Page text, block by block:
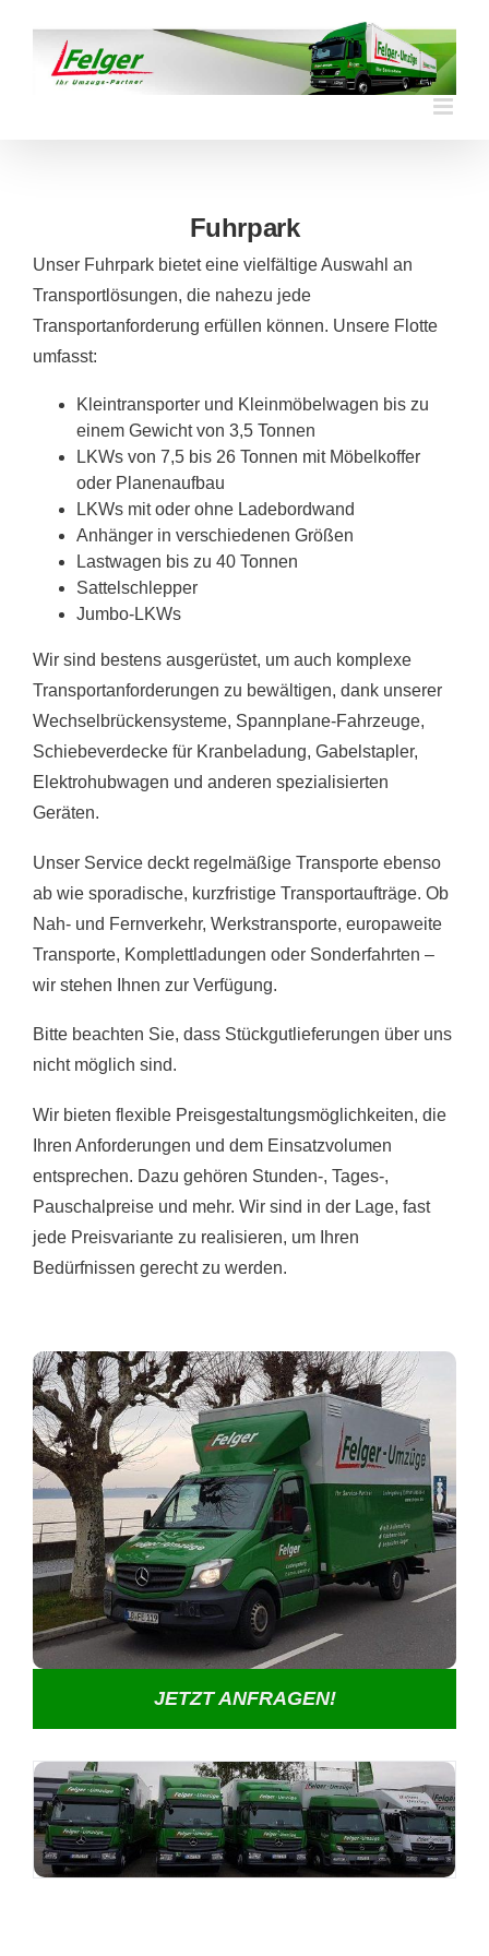
content
Fuhrpark
Unser Fuhrpark bietet eine vielfältige Auswahl an
Transportlösungen, die nahezu jede
Transportanforderung erfüllen können. Unsere Flotte
umfasst:
Kleintransporter und Kleinmöbelwagen bis zu
einem Gewicht von 3,5 Tonnen
LKWs von 7,5 bis 26 Tonnen mit Möbelkoffer
oder Planenaufbau
LKWs mit oder ohne Ladebordwand
Anhänger in verschiedenen Größen
Lastwagen bis zu 40 Tonnen
Sattelschlepper
Jumbo-LKWs
Wir sind bestens ausgerüstet, um auch komplexe
Transportanforderungen zu bewältigen, dank unserer
Wechselbrückensysteme, Spannplane-Fahrzeuge,
Schiebeverdecke für Kranbeladung, Gabelstapler,
Elektrohubwagen und anderen spezialisierten
Geräten.
Unser Service deckt regelmäßige Transporte ebenso
ab wie sporadische, kurzfristige Transportaufträge. Ob
Nah- und Fernverkehr, Werkstransporte, europaweite
Transporte, Komplettladungen oder Sonderfahrten –
wir stehen Ihnen zur Verfügung.
Bitte beachten Sie, dass Stückgutlieferungen über uns
nicht möglich sind.
Wir bieten flexible Preisgestaltungsmöglichkeiten, die
Ihren Anforderungen und dem Einsatzvolumen
entsprechen. Dazu gehören Stunden-, Tages-,
Pauschalpreise und mehr. Wir sind in der Lage, fast
jede Preisvariante zu realisieren, um Ihren
Bedürfnissen gerecht zu werden.
JETZT ANFRAGEN!